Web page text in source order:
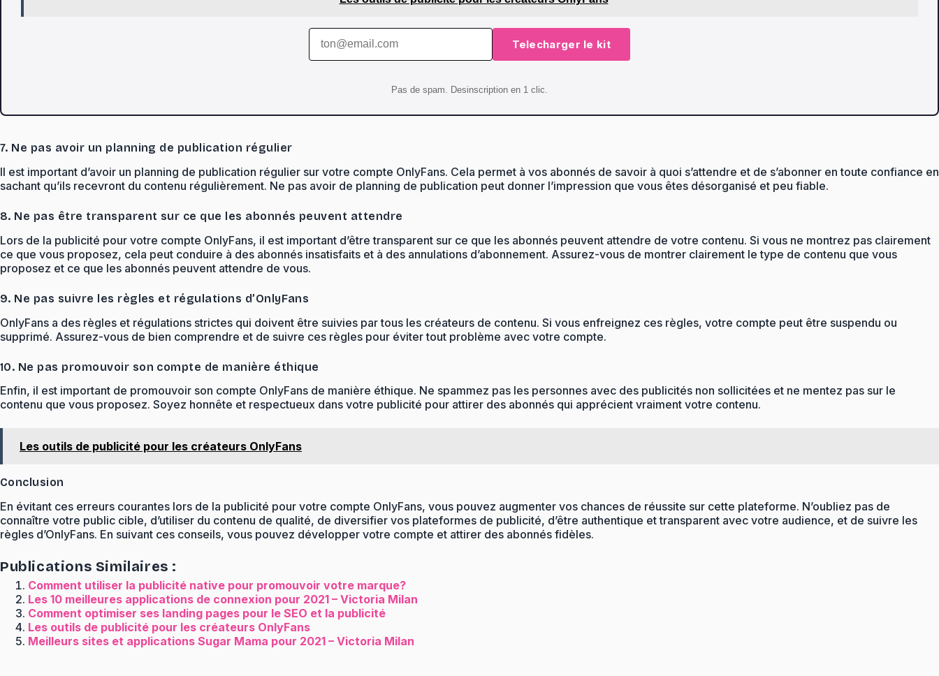
Telecharger le kit
Pas de spam. Desinscription en 1 clic.
7. Ne pas avoir un planning de publication régulier
Il est important d’avoir un planning de publication régulier sur votre compte OnlyFans. Cela permet à vos abonnés de savoir à quoi s’attendre et de s’abonner en toute confiance en
sachant qu’ils recevront du contenu régulièrement. Ne pas avoir de planning de publication peut donner l’impression que vous êtes désorganisé et peu fiable.
8. Ne pas être transparent sur ce que les abonnés peuvent attendre
Lors de la publicité pour votre compte OnlyFans, il est important d’être transparent sur ce que les abonnés peuvent attendre de votre contenu. Si vous ne montrez pas clairement
ce que vous proposez, cela peut conduire à des abonnés insatisfaits et à des annulations d’abonnement. Assurez-vous de montrer clairement le type de contenu que vous
proposez et ce que les abonnés peuvent attendre de vous.
9. Ne pas suivre les règles et régulations d’OnlyFans
OnlyFans a des règles et régulations strictes qui doivent être suivies par tous les créateurs de contenu. Si vous enfreignez ces règles, votre compte peut être suspendu ou
supprimé. Assurez-vous de bien comprendre et de suivre ces règles pour éviter tout problème avec votre compte.
10. Ne pas promouvoir son compte de manière éthique
Enfin, il est important de promouvoir son compte OnlyFans de manière éthique. Ne spammez pas les personnes avec des publicités non sollicitées et ne mentez pas sur le
contenu que vous proposez. Soyez honnête et respectueux dans votre publicité pour attirer des abonnés qui apprécient vraiment votre contenu.
Les outils de publicité pour les créateurs OnlyFans
Conclusion
En évitant ces erreurs courantes lors de la publicité pour votre compte OnlyFans, vous pouvez augmenter vos chances de réussite sur cette plateforme. N’oubliez pas de
connaître votre public cible, d’utiliser du contenu de qualité, de diversifier vos plateformes de publicité, d’être authentique et transparent avec votre audience, et de suivre les
règles d’OnlyFans. En suivant ces conseils, vous pouvez développer votre compte et attirer des abonnés fidèles.
Publications Similaires :
Comment utiliser la publicité native pour promouvoir votre marque?
Les 10 meilleures applications de connexion pour 2021 – Victoria Milan
Comment optimiser ses landing pages pour le SEO et la publicité
Les outils de publicité pour les créateurs OnlyFans
Meilleurs sites et applications Sugar Mama pour 2021 – Victoria Milan